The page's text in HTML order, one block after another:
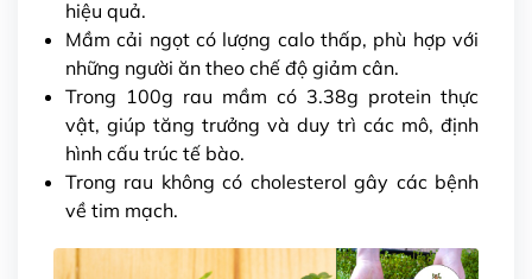
hiệu quả.
Mầm cải ngọt có lượng calo thấp, phù hợp với
những người ăn theo chế độ giảm cân.
Trong 100g rau mầm có 3.38g protein thực
vật, giúp tăng trưởng và duy trì các mô, định
hình cấu trúc tế bào.
Trong rau không có cholesterol gây các bệnh
về tim mạch.